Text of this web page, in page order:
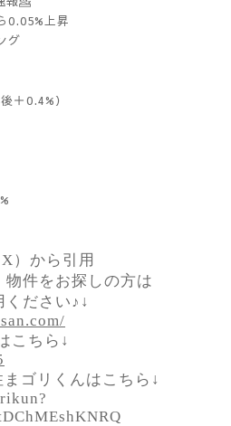
0.05%上昇
グ
＋0.4%）
）から引用
件をお探しの方は
ださい♪↓
こちら↓
ゴリくんはこちら↓